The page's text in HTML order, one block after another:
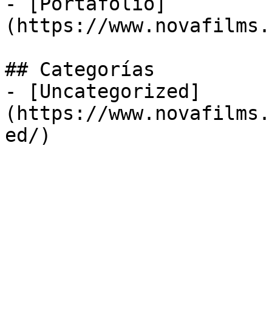
(https://
## Categorías
- [Uncategorized]
(https://